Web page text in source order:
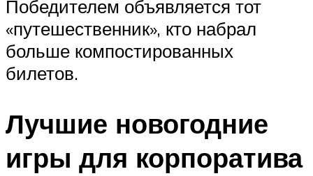
Победителем объявляется тот
«путешественник», кто набрал
больше компостированных
билетов.
Лучшие новогодние
игры для корпоратива